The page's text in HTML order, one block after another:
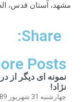
مشهد، آستان قدس، الطبعه
Share:
Posts
نمونه ای دیگر از
نژاد!